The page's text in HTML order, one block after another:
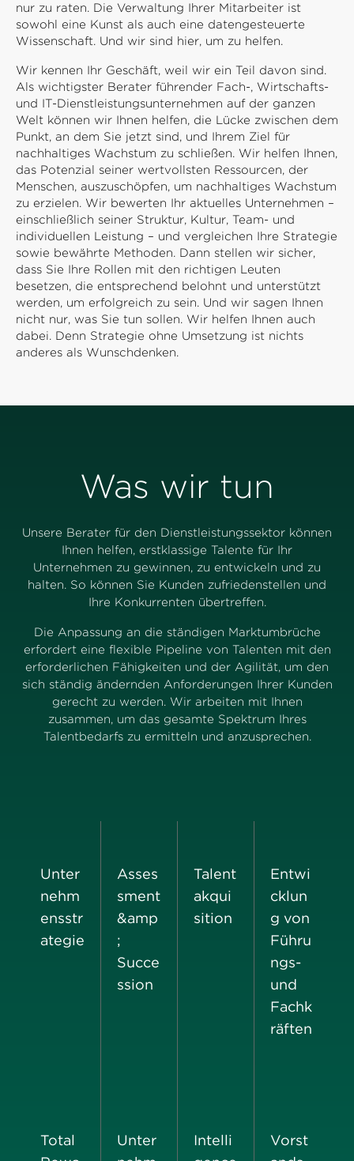
nur zu raten. Die Verwaltung Ihrer Mitarbeiter ist
sowohl eine Kunst als auch eine datengesteuerte
Wissenschaft. Und wir sind hier, um zu helfen.
Wir kennen Ihr Geschäft, weil wir ein Teil davon sind.
Als wichtigster Berater führender Fach-, Wirtschafts-
und IT-Dienstleistungsunternehmen auf der ganzen
Welt können wir Ihnen helfen, die Lücke zwischen dem
Punkt, an dem Sie jetzt sind, und Ihrem Ziel für
nachhaltiges Wachstum zu schließen. Wir helfen Ihnen,
das Potenzial seiner wertvollsten Ressourcen, der
Menschen, auszuschöpfen, um nachhaltiges Wachstum
zu erzielen. Wir bewerten Ihr aktuelles Unternehmen –
einschließlich seiner Struktur, Kultur, Team- und
individuellen Leistung – und vergleichen Ihre Strategie
sowie bewährte Methoden. Dann stellen wir sicher,
dass Sie Ihre Rollen mit den richtigen Leuten
besetzen, die entsprechend belohnt und unterstützt
werden, um erfolgreich zu sein. Und wir sagen Ihnen
nicht nur, was Sie tun sollen. Wir helfen Ihnen auch
dabei. Denn Strategie ohne Umsetzung ist nichts
anderes als Wunschdenken.
Was wir tun
Unsere Berater für den Dienstleistungssektor können
Ihnen helfen, erstklassige Talente für Ihr
Unternehmen zu gewinnen, zu entwickeln und zu
halten. So können Sie Kunden zufriedenstellen und
Ihre Konkurrenten übertreffen.
Die Anpassung an die ständigen Marktumbrüche
erfordert eine flexible Pipeline von Talenten mit den
erforderlichen Fähigkeiten und der Agilität, um den
sich ständig ändernden Anforderungen Ihrer Kunden
gerecht zu werden. Wir arbeiten mit Ihnen
zusammen, um das gesamte Spektrum Ihres
Talentbedarfs zu ermitteln und anzusprechen.
Unter
nehm
ensstr
ategie
Asses
sment
&amp
;
Succe
ssion
Talent
akqui
sition
Entwi
cklun
g von
Führu
ngs-
und
Fachk
räften
Total
Unter
Intelli
Vorst